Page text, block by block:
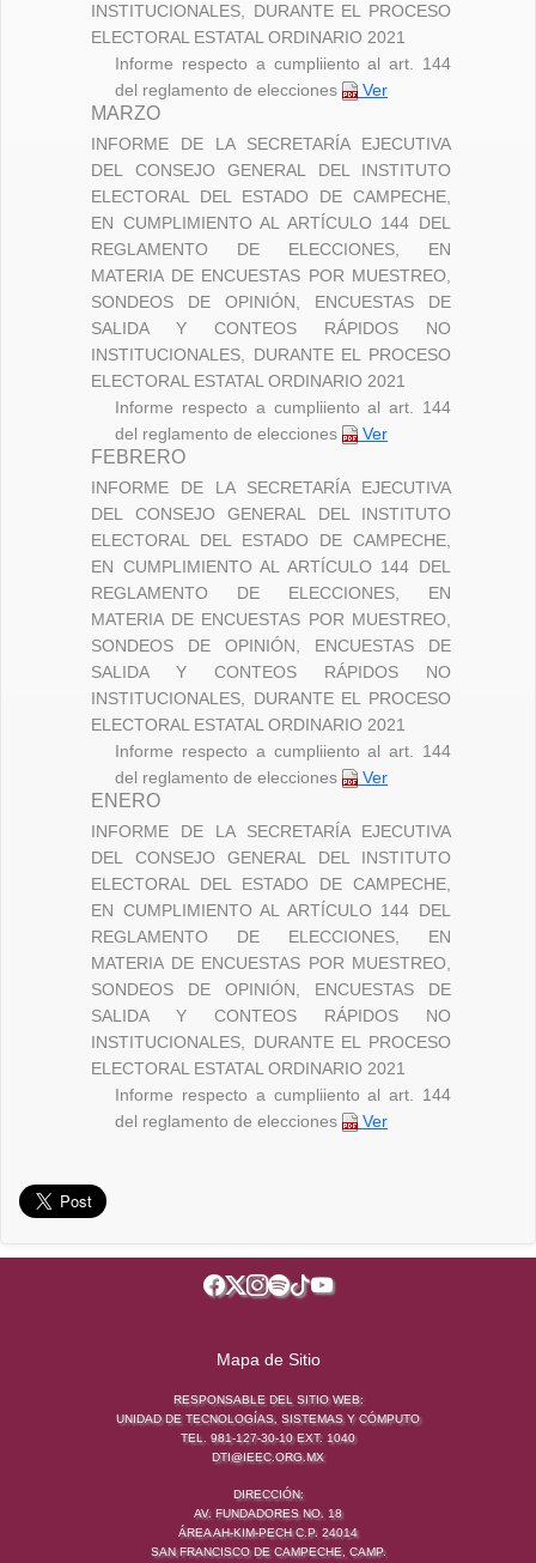
INSTITUCIONALES, DURANTE EL PROCESO
ELECTORAL ESTATAL ORDINARIO 2021
Informe respecto a cumpliiento al art. 144
del reglamento de elecciones
Ver
MARZO
INFORME DE LA SECRETARÍA EJECUTIVA
DEL CONSEJO GENERAL DEL INSTITUTO
ELECTORAL DEL ESTADO DE CAMPECHE,
EN CUMPLIMIENTO AL ARTÍCULO 144 DEL
REGLAMENTO DE ELECCIONES, EN
MATERIA DE ENCUESTAS POR MUESTREO,
SONDEOS DE OPINIÓN, ENCUESTAS DE
SALIDA Y CONTEOS RÁPIDOS NO
INSTITUCIONALES, DURANTE EL PROCESO
ELECTORAL ESTATAL ORDINARIO 2021
Informe respecto a cumpliiento al art. 144
del reglamento de elecciones
Ver
FEBRERO
INFORME DE LA SECRETARÍA EJECUTIVA
DEL CONSEJO GENERAL DEL INSTITUTO
ELECTORAL DEL ESTADO DE CAMPECHE,
EN CUMPLIMIENTO AL ARTÍCULO 144 DEL
REGLAMENTO DE ELECCIONES, EN
MATERIA DE ENCUESTAS POR MUESTREO,
SONDEOS DE OPINIÓN, ENCUESTAS DE
SALIDA Y CONTEOS RÁPIDOS NO
INSTITUCIONALES, DURANTE EL PROCESO
ELECTORAL ESTATAL ORDINARIO 2021
Informe respecto a cumpliiento al art. 144
del reglamento de elecciones
Ver
ENERO
INFORME DE LA SECRETARÍA EJECUTIVA
DEL CONSEJO GENERAL DEL INSTITUTO
ELECTORAL DEL ESTADO DE CAMPECHE,
EN CUMPLIMIENTO AL ARTÍCULO 144 DEL
REGLAMENTO DE ELECCIONES, EN
MATERIA DE ENCUESTAS POR MUESTREO,
SONDEOS DE OPINIÓN, ENCUESTAS DE
SALIDA Y CONTEOS RÁPIDOS NO
INSTITUCIONALES, DURANTE EL PROCESO
ELECTORAL ESTATAL ORDINARIO 2021
Informe respecto a cumpliiento al art. 144
del reglamento de elecciones
Ver
Mapa de Sitio
RESPONSABLE DEL SITIO WEB:
UNIDAD DE TECNOLOGÍAS, SISTEMAS Y CÓMPUTO
TEL. 981-127-30-10 EXT. 1040
DTI@IEEC.ORG.MX
DIRECCIÓN:
AV. FUNDADORES NO. 18
ÁREA AH-KIM-PECH C.P. 24014
SAN FRANCISCO DE CAMPECHE, CAMP.